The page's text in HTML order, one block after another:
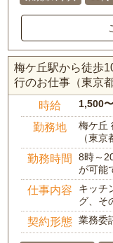
梅ケ丘駅から徒歩
行のお仕事（東京
時給 1,500
勤務地
梅ケ丘
（東京
勤務時間
8時～
が可能
仕事内容
キッチ
グ、そ
契約形態 業務委